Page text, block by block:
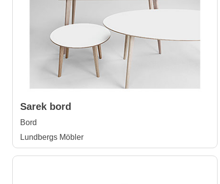
Sarek bord
Bord
Lundbergs Möbler